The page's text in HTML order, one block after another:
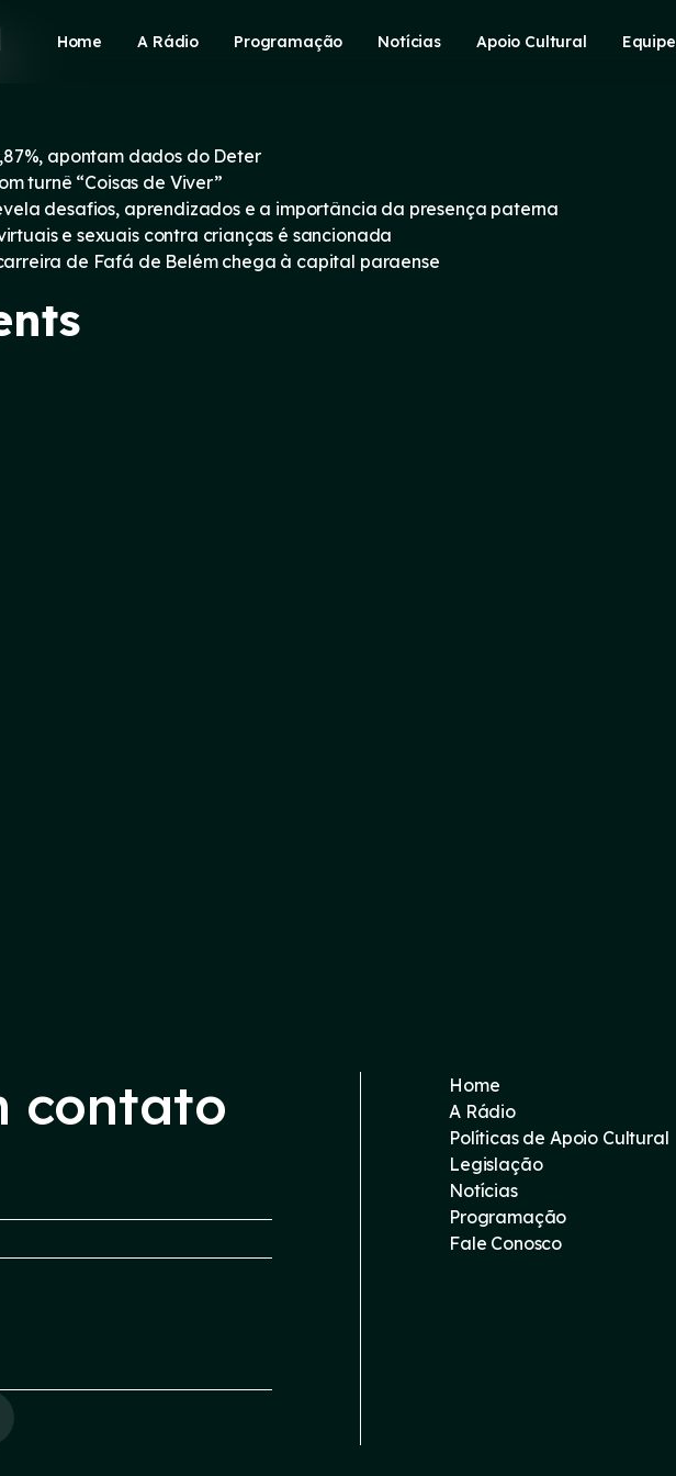
Home A Rádio Programação Notícias Apoio Cultural Equipe
apontam dados do Deter
turnê “Coisas de Viver”
desafios, aprendizados e a importância da presença paterna
e sexuais contra crianças é sancionada
de Fafá de Belém chega à capital paraense
contato
Home
A Rádio
Políticas de Apoio Cultural
Legislação
Notícias
Programação
Fale Conosco